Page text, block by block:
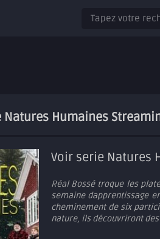
Natures Humaines
Voir serie Natures
Réal Bossé troque les
semaine dapprentissage
cheminement de six
nature, ils découvriront